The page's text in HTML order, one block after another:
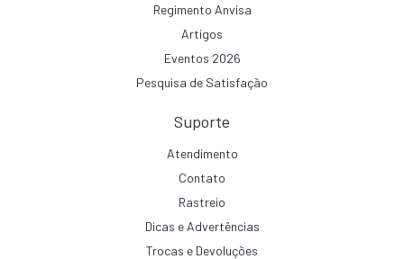
Regimento Anvisa
Artigos
Eventos 2026
Pesquisa de Satisfação
Suporte
Atendimento
Contato
Rastreio
Dicas e Advertências
Trocas e Devoluções